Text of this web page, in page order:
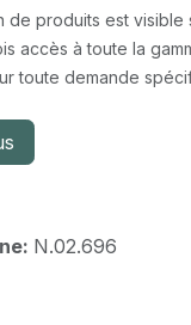
de produits est visible
accès à toute la
toute demande
N.02.696